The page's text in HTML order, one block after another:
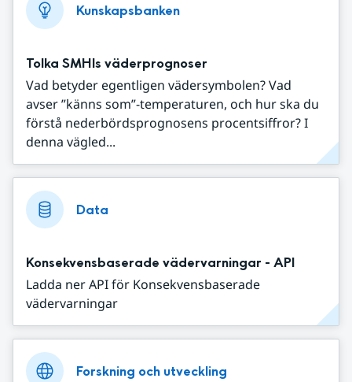
Kunskapsbanken
Tolka SMHIs väderprognoser
Vad betyder egentligen vädersymbolen? Vad
avser ”känns som”-temperaturen, och hur ska du
förstå nederbördsprognosens procentsiffror? I
denna vägled...
Data
Konsekvensbaserade vädervarningar - API
Ladda ner API för Konsekvensbaserade
vädervarningar
Forskning och utveckling